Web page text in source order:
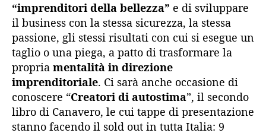
“imprenditori della bellezza” e di sviluppare
il business con la stessa sicurezza, la stessa
passione, gli stessi risultati con cui si esegue un
taglio o una piega, a patto di trasformare la
propria mentalità in direzione
imprenditoriale. Ci sarà anche occasione di
conoscere “Creatori di autostima”, il secondo
libro di Canavero, le cui tappe di presentazione
stanno facendo il sold out in tutta Italia: 9